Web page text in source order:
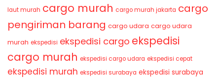
laut murah cargo murah cargo murah jakarta cargo
pengiriman barang cargo udara cargo udara
murah ekspedisi ekspedisi cargo ekspedisi
cargo murah ekspedisi cargo udara ekspedisi cepat
ekspedisi murah ekspedisi surabaya ekspedisi surabaya